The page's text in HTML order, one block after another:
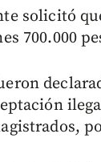
solicitó
700.000